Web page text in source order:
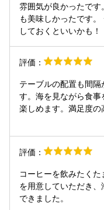
雰囲気が良かったで
も美味しかったです
しておくといいかも！
評価：
テーブルの配置も間
す。海を見ながら食
楽しめます。満足度の
評価：
コーヒーを飲みたく
を用意していただき
できました。